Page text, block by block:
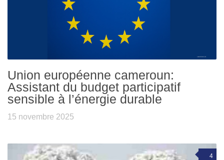
Union européenne cameroun:
Assistant du budget participatif
sensible à l’énergie durable
15 novembre 2025
4